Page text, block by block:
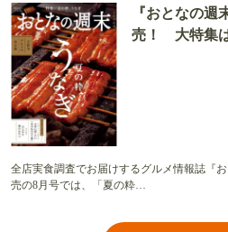
『おとなの週
売！ 大特集は
全店実食調査でお届けするグルメ情報誌『
売の8月号では、「夏の粋…